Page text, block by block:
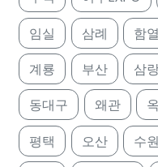
임실 삼례 함열
계룡 부산 삼
동대구 왜관
평택 오산 수원